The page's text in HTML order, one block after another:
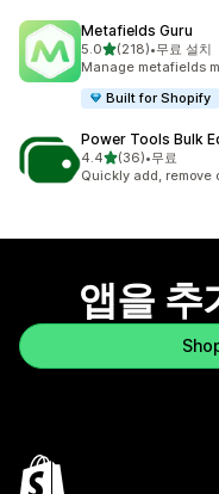
Metafields Guru
5.0별 5개 중
(218)
총 리뷰 218개
•무료 설치
Manage metafields
Built for Shopify
Power Tools Bulk
4.4별 5개 중
(36)
총 리뷰 36개
•무료
Quickly add, remove
앱을 추